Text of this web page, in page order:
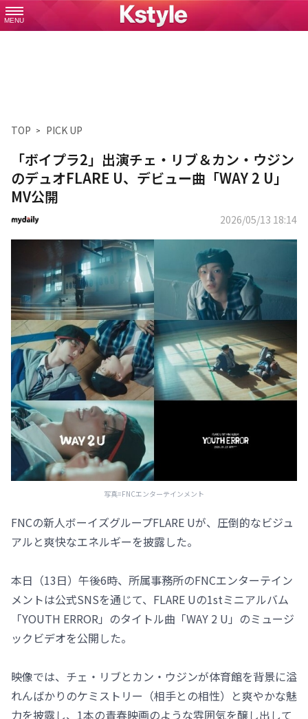
MENU
TOP PICK UP
「ボイプラ2」出演チェ・リブ＆カン・ウジン
のデュオFLARE U、デビュー曲「WAY 2 U」
MV公開
2026/05/13 18:14
写真=FNCエンターテインメント
FNCの新人ボーイズグループFLARE Uが、圧倒的なビジュ
アルと爽快なエネルギーを披露した。
本日（13日）午後6時、所属事務所のFNCエンターテイン
メントは公式SNSを通じて、FLARE Uの1stミニアルバム
「YOUTH ERROR」のタイトル曲「WAY 2 U」のミュージ
ックビデオを公開した。
映像では、チェ・リブとカン・ウジンが体育館を背景に溢
れんばかりのケミストリー（相手との相性）と爽やかな魅
力を披露し、1本の青春映画のような雰囲気を醸し出して